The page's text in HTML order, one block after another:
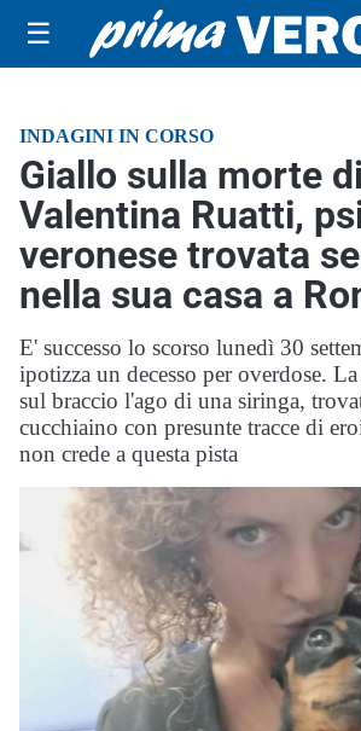
☰
INDAGINI IN CORSO
Giallo sulla morte di
Valentina Ruatti,
veronese trovata
nella sua casa a
E' successo lo scorso lunedì 30
ipotizza un decesso per overdose.
sul braccio l'ago di una siringa,
cucchiaino con presunte tracce di
non crede a questa pista